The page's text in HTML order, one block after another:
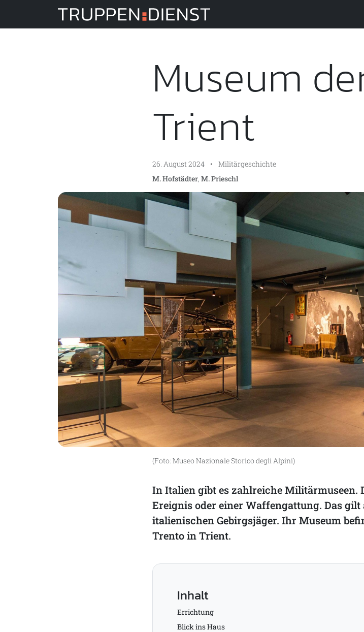
Truppendienst
Museum
Trient
26. August 2024 •
Militärgeschichte
M. Hofstädter, M. Prieschl
(Foto: Museo Nazionale Storico degli Alpini)
In Italien gibt es zahlreiche Militärmuseen.
Ereignis oder einer Waffengattung. Das
italienischen Gebirgsjäger. Ihr Museum
Trento in Trient.
Inhalt
Errichtung
Blick ins Haus